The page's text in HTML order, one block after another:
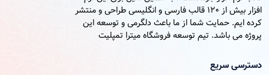
افزار بیش از 120 قالب فارسی و انگلیسی طراحی و منتشر
کرده ایم. حمایت شما از ما باعث دلگرمی و توسعه این
پروژه می باشد. تیم توسعه فروشگاه میترا تمپلیت
دسترسی سریع